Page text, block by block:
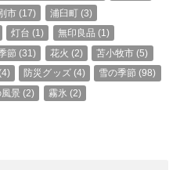
市 (17) 浦臼町(3)
灯台 (1) 無印良品 (1)
節 (31) 花火 (2) 苫小牧市 (5)
防災グッズ(4) 雪の季節 (98)
景 (2) 霧氷 (2)